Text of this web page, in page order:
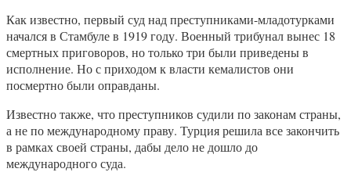
Как известно, первый суд над преступниками-младотурками
начался в Стамбуле в 1919 году. Военный трибунал вынес 18
смертных приговоров, но только три были приведены в
исполнение. Но с приходом к власти кемалистов они
посмертно были оправданы.
Известно также, что преступников судили по законам страны,
а не по международному праву. Турция решила все закончить
в рамках своей страны, дабы дело не дошло до
международного суда.